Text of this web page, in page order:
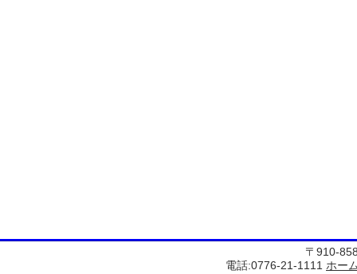
〒910-
電話:0776-21-1111 ホー